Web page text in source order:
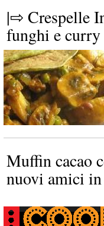
|⇨ Crespelle
funghi e curry
Muffin cacao
nuovi amici